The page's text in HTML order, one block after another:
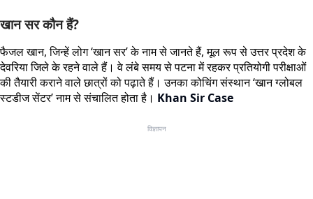
खान सर कौन हैं?
फैजल खान, जिन्हें लोग ‘खान सर’ के नाम से जानते हैं, मूल रूप से उत्तर प्रदेश के
देवरिया जिले के रहने वाले हैं। वे लंबे समय से पटना में रहकर प्रतियोगी परीक्षाओं
की तैयारी कराने वाले छात्रों को पढ़ाते हैं। उनका कोचिंग संस्थान ‘खान ग्लोबल
स्टडीज सेंटर’ नाम से संचालित होता है। Khan Sir Case
विज्ञापन